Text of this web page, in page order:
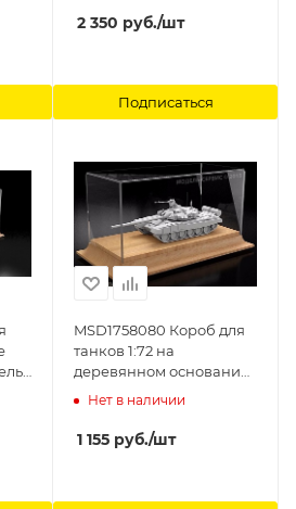
2 350 руб./шт
Подписаться
MSD1758080 Короб для
танков 1:72 на
деревянном основании
175х80х80 мм. Модель-
Нет в наличии
1 155 руб./шт